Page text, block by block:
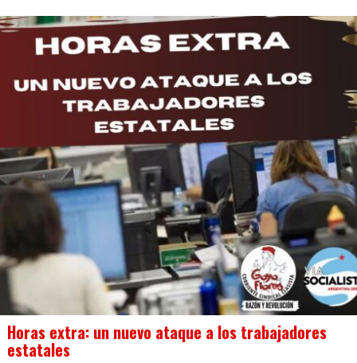
Horas extra: un nuevo ataque a los trabajadores
estatales